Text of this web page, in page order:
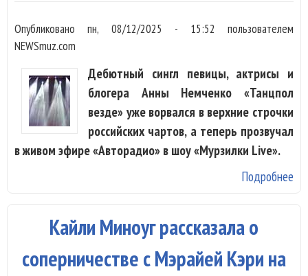
Опубликованопн, 08/12/2025 - 15:52 пользователем
NEWSmuz.com
Дебютный сингл певицы, актрисы и
блогера Анны Немченко «Танцпол
везде» уже ворвался в верхние строчки
российских чартов, а теперь прозвучал
в живом эфире «Авторадио» в шоу «Мурзилки Live».
Подробнее
Кайли Миноуг рассказала о
соперничестве с Мэрайей Кэри на